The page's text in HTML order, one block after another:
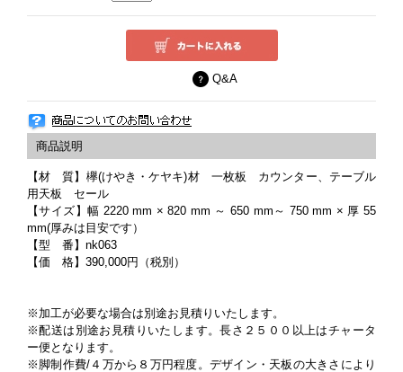
Q&A
【材 質】欅(けやき・ケヤキ)材 一枚板 カウンター、テーブル
用天板 セール
【サイズ】幅 2220 mm × 820 mm ～ 650 mm～ 750 mm × 厚 55
mm(厚みは目安です）
【型 番】nk063
【価 格】390,000円（税別）
※加工が必要な場合は別途お見積りいたします。
※配送は別途お見積りいたします。長さ２５００以上はチャータ
ー便となります。
※脚制作費/４万から８万円程度。デザイン・天板の大きさにより